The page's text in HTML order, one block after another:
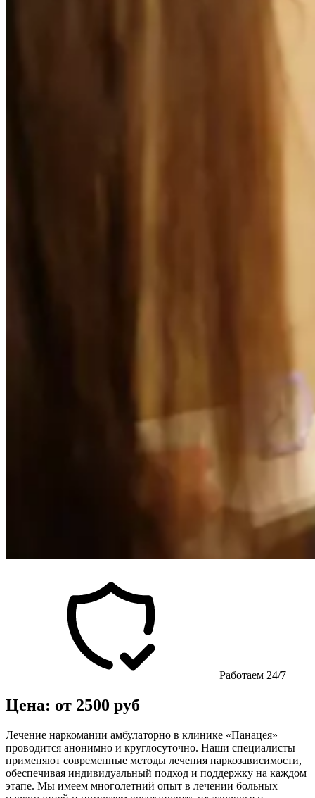
Работаем 24/7
Цена: от 2500 руб
Лечение наркомании амбулаторно в клинике «Панацея»
проводится анонимно и круглосуточно. Наши специалисты
применяют современные методы лечения наркозависимости,
обеспечивая индивидуальный подход и поддержку на каждом
этапе. Мы имеем многолетний опыт в лечении больных